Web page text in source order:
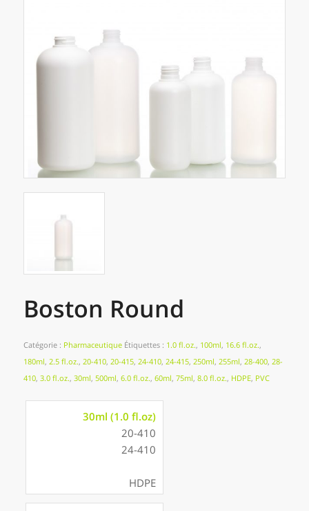
Boston Round
Catégorie : Pharmaceutique Étiquettes : 1.0 fl.oz., 100ml, 16.6 fl.oz.,
180ml, 2.5 fl.oz., 20-410, 20-415, 24-410, 24-415, 250ml, 255ml, 28-400, 28-
410, 3.0 fl.oz., 30ml, 500ml, 6.0 fl.oz., 60ml, 75ml, 8.0 fl.oz., HDPE, PVC
30ml (1.0 fl.oz)
20-410
24-410
HDPE